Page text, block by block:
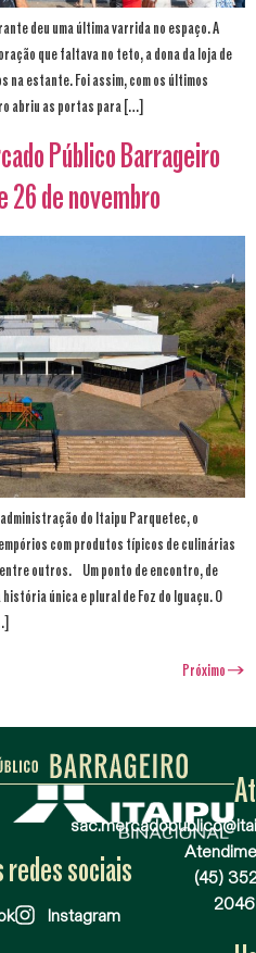
deu uma última varrida no espaço. A
que faltava no teto, a dona da loja de
na estante. Foi assim, com os últimos
abriu as portas para […]
Público Barrageiro
de novembro
do Itaipu Parquetec, o
com produtos típicos de culinárias
outros. Um ponto de encontro, de
única e plural de Foz do Iguaçu. O
Próximo→
redes sociais
Instagram
(45)
2046